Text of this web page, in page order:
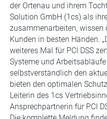
der Ortenau und ihrem
Solution GmbH (1cs) als
zusammenarbeiten, wissen
Kunden in besten Händen.
weiteres Mal für PCI DSS
Systeme und
selbstverständlich den
bieten den optimalen
Leiterin des 1cs
Ansprechpartnerin für PCI